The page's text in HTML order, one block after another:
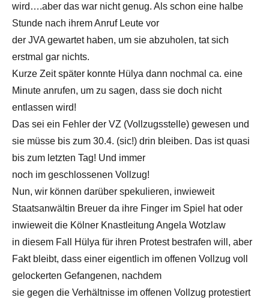
wird….aber das war nicht genug. Als schon eine halbe
Stunde nach ihrem Anruf Leute vor
der JVA gewartet haben, um sie abzuholen, tat sich
erstmal gar nichts.
Kurze Zeit später konnte Hülya dann nochmal ca. eine
Minute anrufen, um zu sagen, dass sie doch nicht
entlassen wird!
Das sei ein Fehler der VZ (Vollzugsstelle) gewesen und
sie müsse bis zum 30.4. (sic!) drin bleiben. Das ist quasi
bis zum letzten Tag! Und immer
noch im geschlossenen Vollzug!
Nun, wir können darüber spekulieren, inwieweit
Staatsanwältin Breuer da ihre Finger im Spiel hat oder
inwieweit die Kölner Knastleitung Angela Wotzlaw
in diesem Fall Hülya für ihren Protest bestrafen will, aber
Fakt bleibt, dass einer eigentlich im offenen Vollzug voll
gelockerten Gefangenen, nachdem
sie gegen die Verhältnisse im offenen Vollzug protestiert